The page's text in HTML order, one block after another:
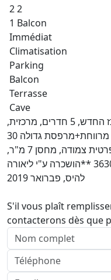
2 2
1 Balcon
Immédiat
Climatisation
Parking
Balcon
Terrasse
Cave
בבית הכרם הותיקה- קרובה למרכז החדש, 5 חדרים, מרכזית,
פסטורלית, שקטה, מיקום מושלם, מרווחת+מרפסת גדולה 30
מ"ר, מיזוג אוויר בכל חדר, חניה פרטית צמודה, מחסן 7 מ"ר,
מוארת, מיקום מעולה!!,מספר הנכס 3630 **הושכרה ע"י ליאורה
להיס, פברואר 2019
S'il vous plaît
contacterons dès que